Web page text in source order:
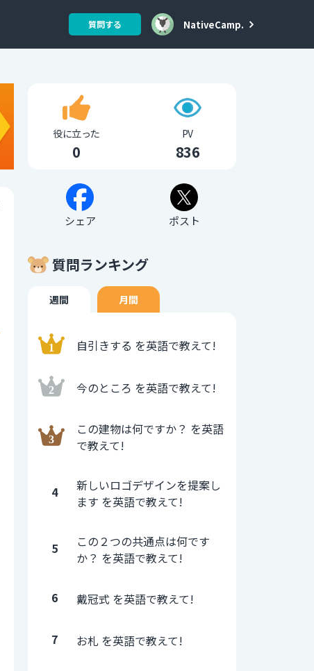
質問する NativeCamp.
役に立った
0
PV
836
シェア ポスト
質問ランキング
週間 月間
自引きする を英語で教えて!
今のところ を英語で教えて!
この建物は何ですか？ を英語
で教えて!
4
新しいロゴデザインを提案し
ます を英語で教えて!
5
この２つの共通点は何です
か？ を英語で教えて!
6 戴冠式 を英語で教えて!
7 お札 を英語で教えて!